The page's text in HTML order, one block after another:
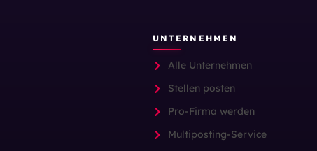
UNTERNEHMEN
Alle Unternehmen
Stellen posten
Pro-Firma werden
Multiposting-Service